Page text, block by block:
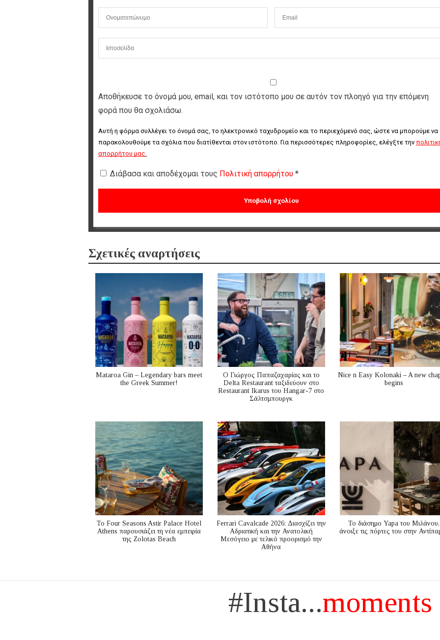
Αποθήκευσε το όνομά μου, email, και τον ιστότοπο μου σε αυτόν τον πλοηγό για την επόμενη
φορά που θα σχολιάσω.
Αυτή η φόρμα συλλέγει το όνομά σας, το ηλεκτρονικό ταχυδρομείο και το περιεχόμενό σας, ώστε να μπορούμε να
παρακολουθούμε τα σχόλια που διατίθενται στον ιστότοπο. Για περισσότερες πληροφορίες, ελέγξτε την
απορρήτου μας.
Διάβασα και αποδέχομαι τους Πολιτική απορρήτου *
Σχετικές αναρτήσεις
Mataroa Gin – Legendary bars meet
the Greek Summer!
Ο Γιώργος Παπαζαχαρίας και το
Delta Restaurant ταξιδεύουν στο
Restaurant Ikarus του Hangar-7 στο
Σάλτσμπουργκ
Nice n Easy Kolonaki – A new
begins
Το Four Seasons Astir Palace Hotel
Athens παρουσιάζει τη νέα εμπειρία
της Zolotas Beach
Ferrari Cavalcade 2026: Διασχίζει την
Αδριατική και την Ανατολική
Μεσόγειo με τελικό προορισμό την
Αθήνα
Το διάσημο Yapa του Μιλάνου,
άνοιξε τις πόρτες του στην
#Insta...moments